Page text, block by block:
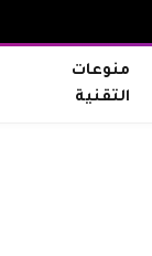
منوعات
التقنية